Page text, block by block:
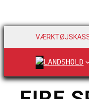
LANDSHOLD